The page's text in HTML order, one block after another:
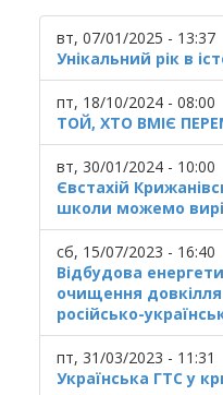
вт, 07/01/2025 - 13:37
Унікальний рік в
пт, 18/10/2024 - 08:00
ТОЙ, ХТО ВМІЄ
вт, 30/01/2024 - 10:00
Євстахій
школи можемо
сб, 15/07/2023 - 16:40
Відбудова
очищення довкілля
російсько-
пт, 31/03/2023 - 11:31
Українська ГТС у